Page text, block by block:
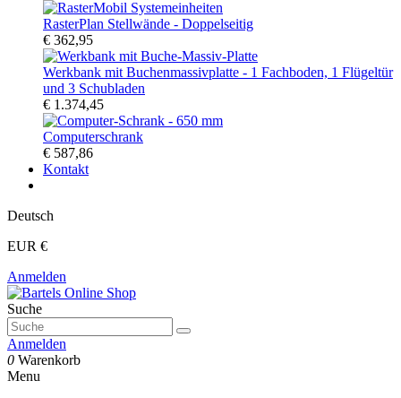
RasterPlan Stellwände - Doppelseitig
€ 362,95
Werkbank mit Buchenmassivplatte - 1 Fachboden, 1 Flügeltür
und 3 Schubladen
€ 1.374,45
Computerschrank
€ 587,86
Kontakt
Deutsch
EUR €
Anmelden
Suche
Anmelden
0 Warenkorb
Menu